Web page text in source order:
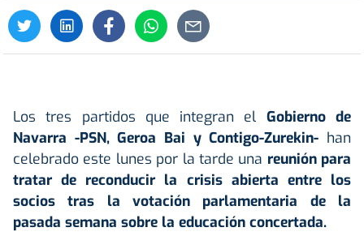
Los tres partidos que integran el Gobierno de
Navarra -PSN, Geroa Bai y Contigo-Zurekin- han
celebrado este lunes por la tarde una reunión para
tratar de reconducir la crisis abierta entre los
socios tras la votación parlamentaria de la
pasada semana sobre la educación concertada.